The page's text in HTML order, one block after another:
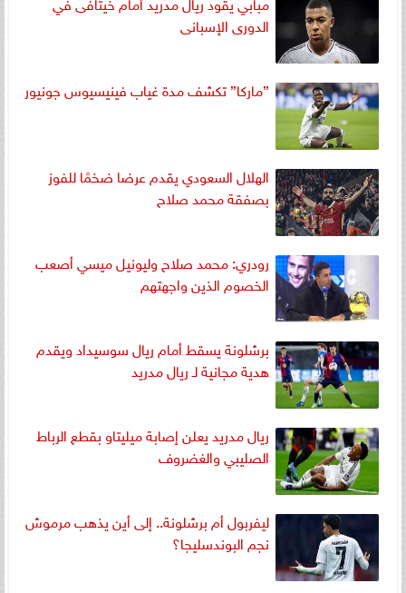
الدورى الإسبانى
”ماركا” تكشف مدة غياب فينيسيوس جونيور
الهلال السعودي يقدم عرضا ضخمًا للفوز
بصفقة محمد صلاح
رودري: محمد صلاح وليونيل ميسي أصعب
الخصوم الذين واجهتهم
برشلونة يسقط أمام ريال سوسيداد ويقدم
هدية مجانية لـ ريال مدريد
ريال مدريد يعلن إصابة ميليتاو بقطع الرباط
الصليبي والغضروف
ليفربول أم برشلونة.. إلى أين يذهب مرموش
نجم البوندسليجا؟